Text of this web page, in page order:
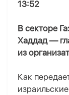
13:52
В секторе
Хаддад —
из
Как